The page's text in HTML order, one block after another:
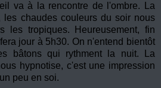
va à la rencontre de l'ombre. La
les chaudes couleurs du soir nous
les tropiques. Heureusement, fin
jour à 5h30. On n'entend bientôt
bâtons qui rythment la nuit. La
hypnotise, c'est une impression
peu en soi.